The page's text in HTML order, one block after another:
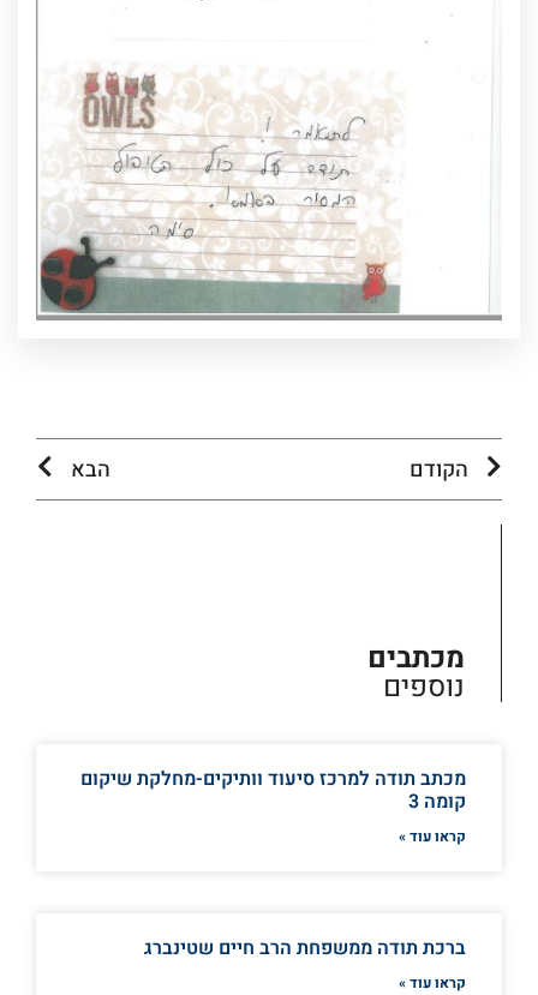
הקודם הבא
מכתבים
נוספים
מכתב תודה למרכז סיעוד וותיקים-מחלקת שיקום
קומה 3
קראו עוד »
ברכת תודה ממשפחת הרב חיים שטינברג
קראו עוד »